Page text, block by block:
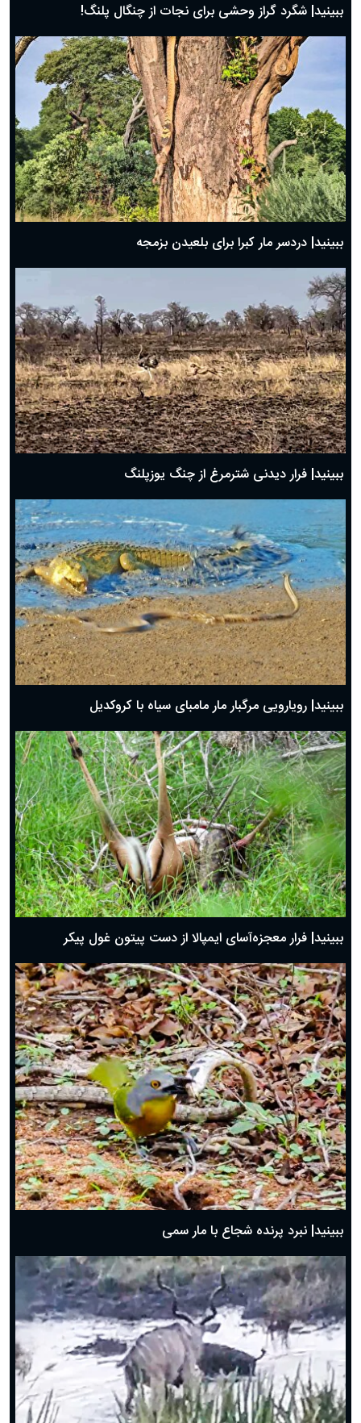
ببینید| شگرد گراز وحشی برای نجات از چنگال پلنگ!
ببینید| دردسر مار کبرا برای بلعیدن بزمجه
ببینید| فرار دیدنی شترمرغ از چنگ یوزپلنگ
ببینید| رویارویی مرگبار مار مامبای سیاه با کروکدیل
ببینید| فرار معجزه‌آسای ایمپالا از دست پیتون غول پیکر
ببینید| نبرد پرنده شجاع با مار سمی